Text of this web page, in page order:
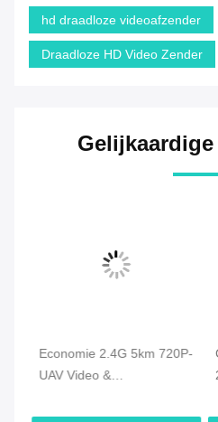
hd draadloze videoafzender
Draadloze HD Video Zender
Economie 2.4G 5km 720P-
UAV Video &
Hommel de Videozender